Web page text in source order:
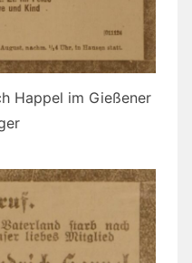
Happel im Gießener